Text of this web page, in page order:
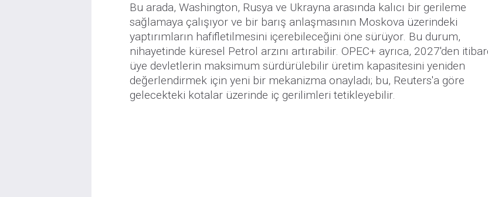
Bu arada, Washington, Rusya ve Ukrayna arasında kalıcı bir gerileme
sağlamaya çalışıyor ve bir barış anlaşmasının Moskova üzerindeki
yaptırımların hafifletilmesini içerebileceğini öne sürüyor. Bu durum,
nihayetinde küresel Petrol arzını artırabilir. OPEC+ ayrıca, 2027'den
üye devletlerin maksimum sürdürülebilir üretim kapasitesini yeniden
değerlendirmek için yeni bir mekanizma onayladı; bu, Reuters'a göre
gelecekteki kotalar üzerinde iç gerilimleri tetikleyebilir.